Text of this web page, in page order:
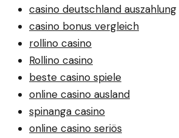
casino deutschland auszahlung
casino bonus vergleich
rollino casino
Rollino casino
beste casino spiele
online casino ausland
spinanga casino
online casino seriös